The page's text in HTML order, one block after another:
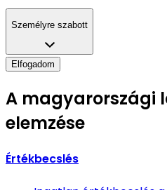
Személyre szabott
Elfogadom
A magyarországi
elemzése
Értékbecslés